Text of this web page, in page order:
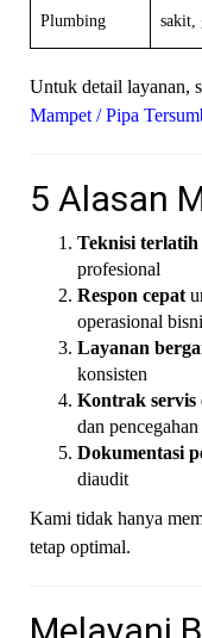
Plumbing
sakit,
Untuk detail layanan,
Mampet / Pipa
5 Alasan
Teknisi
profesional
Respon cepat
operasional
Layanan
konsisten
Kontrak servis
dan
Dokumentasi
diaudit
Kami tidak hanya
tetap optimal.